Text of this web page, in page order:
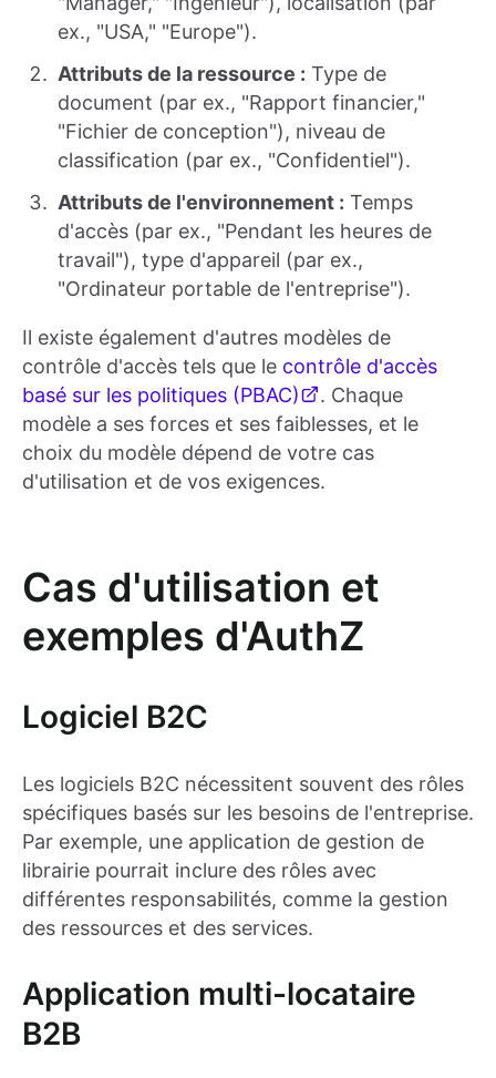
ex., "USA," "Europe").
Attributs de la ressource : Type de
document (par ex., "Rapport financier,"
"Fichier de conception"), niveau de
classification (par ex., "Confidentiel").
Attributs de l'environnement : Temps
d'accès (par ex., "Pendant les heures de
travail"), type d'appareil (par ex.,
"Ordinateur portable de l'entreprise").
Il existe également d'autres modèles de
contrôle d'accès tels que le contrôle d'accès
basé sur les politiques (PBAC)
. Chaque
modèle a ses forces et ses faiblesses, et le
choix du modèle dépend de votre cas
d'utilisation et de vos exigences.
Cas d'utilisation et
exemples d'AuthZ
Logiciel B2C
Les logiciels B2C nécessitent souvent des rôles
spécifiques basés sur les besoins de l'entreprise.
Par exemple, une application de gestion de
librairie pourrait inclure des rôles avec
différentes responsabilités, comme la gestion
des ressources et des services.
Application multi-locataire
B2B